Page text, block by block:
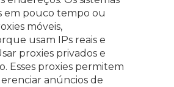
em pouco tempo ou
móveis,
usam IPs reais e
proxies privados e
Esses proxies permitem
anúncios de